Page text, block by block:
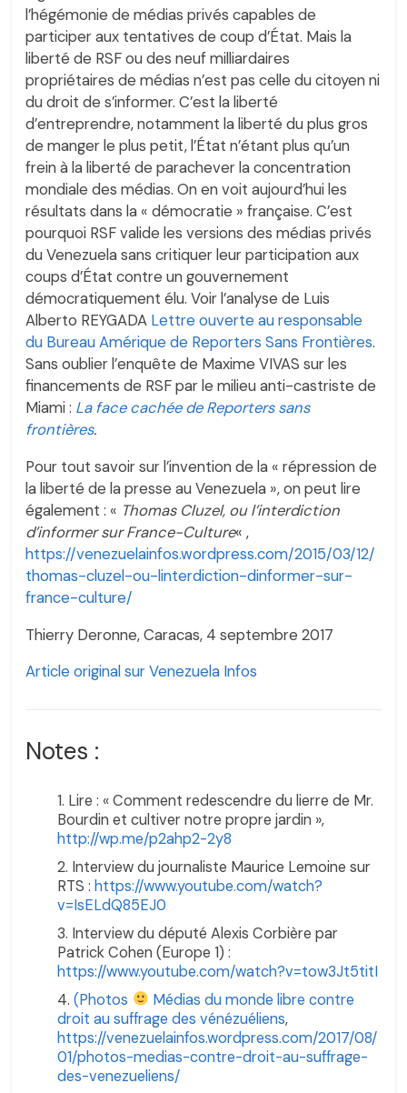
l’hégémonie de médias privés capables de
participer aux tentatives de coup d’État. Mais la
liberté de RSF ou des neuf milliardaires
propriétaires de médias n’est pas celle du citoyen ni
du droit de s’informer. C’est la liberté
d’entreprendre, notamment la liberté du plus gros
de manger le plus petit, l’État n’étant plus qu’un
frein à la liberté de parachever la concentration
mondiale des médias. On en voit aujourd’hui les
résultats dans la « démocratie » française. C’est
pourquoi RSF valide les versions des médias privés
du Venezuela sans critiquer leur participation aux
coups d’État contre un gouvernement
démocratiquement élu. Voir l’analyse de Luis
Alberto REYGADA Lettre ouverte au responsable
du Bureau Amérique de Reporters Sans Frontières.
Sans oublier l’enquête de Maxime VIVAS sur les
financements de RSF par le milieu anti-castriste de
Miami : La face cachée de Reporters sans
frontières.
Pour tout savoir sur l’invention de la « répression de
la liberté de la presse au Venezuela », on peut lire
également : « Thomas Cluzel, ou l’interdiction
d’informer sur France-Culture« ,
https://venezuelainfos.wordpress.com/2015/03/12/
thomas-cluzel-ou-linterdiction-dinformer-sur-
france-culture/
Thierry Deronne, Caracas, 4 septembre 2017
Article original sur Venezuela Infos
Notes :
Lire : « Comment redescendre du lierre de Mr.
Bourdin et cultiver notre propre jardin »,
http://wp.me/p2ahp2-2y8
Interview du journaliste Maurice Lemoine sur
RTS : https://www.youtube.com/watch?
v=IsELdQ85EJ0
Interview du député Alexis Corbière par
Patrick Cohen (Europe 1) :
https://www.youtube.com/watch?v=tow3Jt5titI
(Photos
Médias du monde libre contre
droit au suffrage des vénézuéliens,
https://venezuelainfos.wordpress.com/2017/08/
01/photos-medias-contre-droit-au-suffrage-
des-venezueliens/